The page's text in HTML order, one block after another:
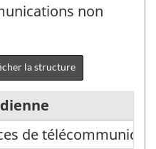
non
la structure
de
de